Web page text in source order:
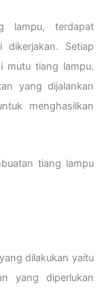
lampu, terdapat
Setiap
mutu tiang lampu.
yang dijalankan
menghasilkan
tiang lampu
dilakukan yaitu
yang diperlukan